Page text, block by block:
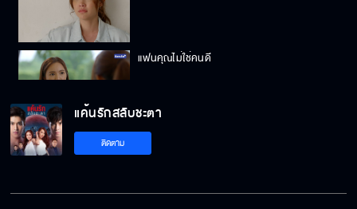
แฟนคุณไม่ใช่คนดี
ด้านยิ่งกว่าหนังกำพร้าส้นตีน
แค้นรักสลับชะตา
ติดตาม